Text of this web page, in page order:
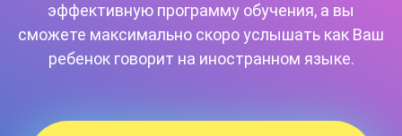
эффективную программу обучения, а вы
сможете максимально скоро услышать как Ваш
ребенок говорит на иностранном языке.